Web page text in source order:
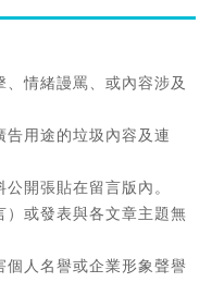
情緒謾罵、或內容涉及
用途的垃圾內容及連
開張貼在留言版內。
或發表與各文章主題無
個人名譽或企業形象聲譽